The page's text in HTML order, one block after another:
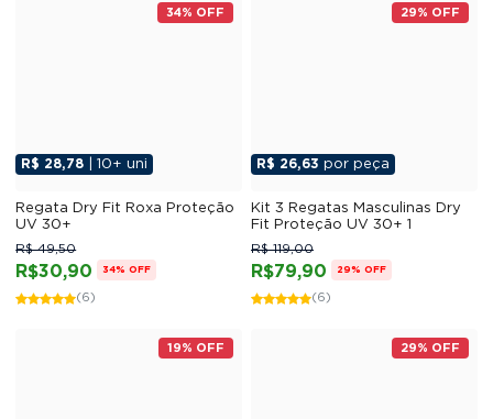
34% OFF
R$ 28,78 | 10+ uni
Regata Dry Fit Roxa Proteção
UV 30+
R$30,90
R$ 49,50
34% OFF
(6)
29% OFF
R$ 26,63 por peça
Kit 3 Regatas Masculinas Dry
Fit Proteção UV 30+ 1
R$79,90
R$ 119,00
29% OFF
(6)
19% OFF 29% OFF